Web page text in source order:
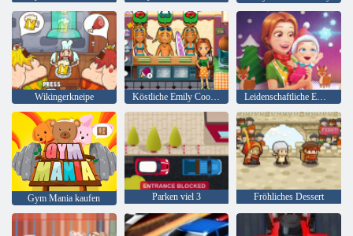
Wikingerkneipe Köstliche Emily Cook & Go Leidenschaftliche Emily's New Beginning Christmas Edition
Gym Mania kaufen Parken viel 3 Fröhliches Dessert